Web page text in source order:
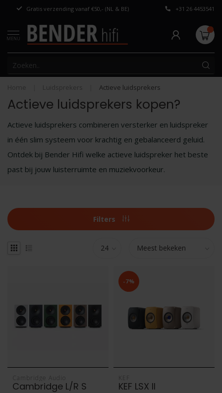
Gratis verzending vanaf €50,- (NL & BE) Persoonlijk
+31 26 4453541
MENU
Home Luidsprekers Actieve luidsprekers
Actieve luidsprekers kopen?
Actieve luidsprekers combineren versterker en luidspreker
in één slim systeem voor krachtig en gebalanceerd geluid.
Ontdek bij Bender Hifi welke actieve luidspreker het beste
past bij jouw luisterruimte en muziekvoorkeur.
Filters
Cambridge Audio
Cambridge L/R S
-7%
KEF
KEF LSX II